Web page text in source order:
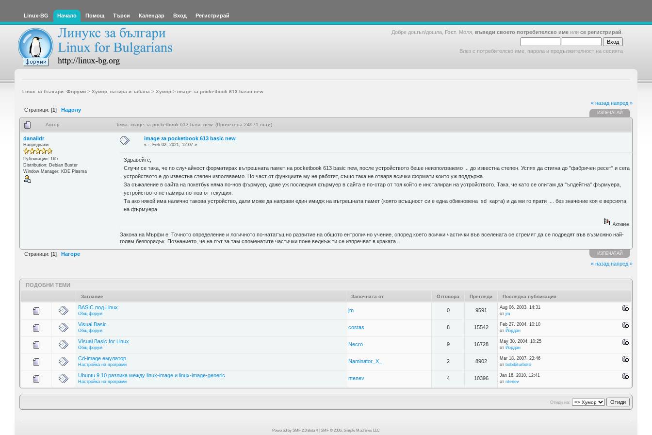
Linux-BG Начало Помощ Търси Календар Вход Регистрирай
Добре дошъл/дошла, Гост . Моля, въведи своето потребителско име или се регистрирай
Влез с потребителско име, парола и продължителност на сесията
Linux за българи: Форуми> Хумор, сатира и забава > Хумор> image за pocketbook 613 basic new
Страници: [1] Надолу
« назад напред »
ИЗПЕЧАТАЙ
Автор Тема: image за pocketbook 613 basic new (Прочетена 24971 пъти)
danaildr
Напреднали
Публикации: 165
Distribution: Debian Buster
Window Manager: KDE Plasma
image за pocketbook 613 basic new
«-: Feb 02, 2021, 12:07 »
Здравейте,
Случи се така, че по случайност форматирах вътрешната памет на pocketbook 613 basic new, после устройството беше неизползваемо ... до известна степен. Успях да стигна до "фабричен ресет" и сега
устройството е до известна степен използваемо. Но част от функциите му не работят, също така не отваря всички формати които уж поддържа.
За съжаление в сайта на покетбук няма по-нов фърмуер, даже уж последния фърмуер в сайта е по-стар от тоя който е инсталиран на устройството. Така, че като се опитам да "ъпдейтна" фърмуера,
устройството не намира по-нов от текущия.
Та ако някой има налично такова устройство, дали може да направи един имидж на вътрешната памет (която всъщност си е една обикновена sd карта) и да ми го прати .... без значение коя е версията
на фърмуера.
Активен
Закона на Мърфи е: Точното определение и логичното по-нататъшно развитие на общото ентропично учение, според което всички частички във вселената се стремят да се подредят във възможно най-
голям безпорядък. Познанието, че на път за там споменатите частички поне веднъж ти се изпречват в краката.
Страници: [1] Нагоре ИЗПЕЧАТАЙ
« назад напред »
ПОДОБНИ ТЕМИ
Заглавие Започната от Отговора Прегледи Последна публикация
BASIC под Linux
Общ форум
jm 0 9591
Aug 06, 2003, 14:31
от jm
Visual Basic
Общ форум
costas 8 15542
Feb 27, 2004, 10:10
от Йордан
VIsual Basic for Linux
Общ форум
Necro 9 16728
May 30, 2004, 10:25
от Йордан
Cd-image емулатор
Настройка на програми
Naminator_X_ 2 8902
Mar 18, 2007, 23:46
от bobibiturboto
Ubuntu 9.10 разлика между linux-image и linux-image-generic
Настройка на програми
ntenev 4 10396
Jan 16, 2010, 12:41
от ntenev
Отиди на:
Powered by SMF 2.0 Beta 4 | SMF © 2006, Simple Machines LLC